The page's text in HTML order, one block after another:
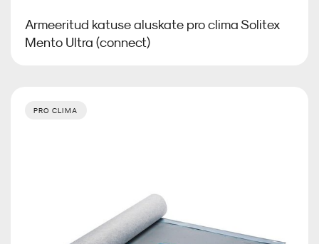
Armeeritud katuse aluskate pro clima Solitex
Mento Ultra (connect)
PRO CLIMA